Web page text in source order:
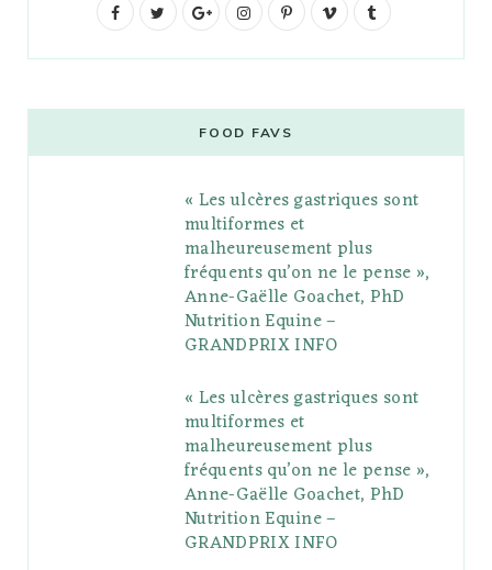
F
b
t
G
l
e
P
l
s
I
a
g
r
a
P
e
r
e
s
V
o
l
r
FOOD FAVS
« Les ulcères gastriques sont
multiformes et
malheureusement plus
fréquents qu’on ne le pense »,
Anne-Gaëlle Goachet, PhD
Nutrition Equine –
GRANDPRIX INFO
« Les ulcères gastriques sont
multiformes et
malheureusement plus
fréquents qu’on ne le pense »,
Anne-Gaëlle Goachet, PhD
Nutrition Equine –
GRANDPRIX INFO